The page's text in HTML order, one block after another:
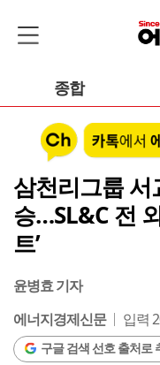
종합
삼천리그룹 서
승…SL&C 전
트’
윤병효 기자
에너지경제신문
입력
구글 검색 선호 출처로